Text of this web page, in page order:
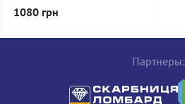
1080 грн
Партнеры: